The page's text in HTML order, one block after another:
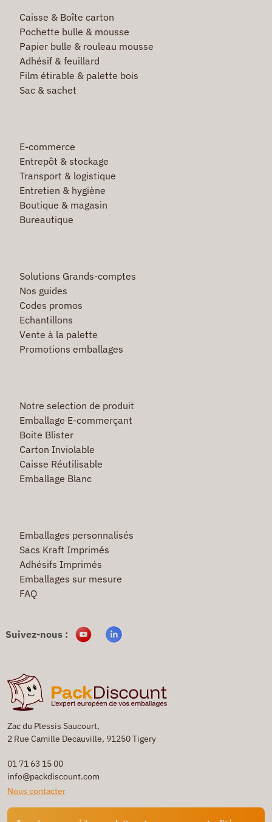
Zac du Plessis Saucourt,
2 Rue Camille Decauville, 91250 Tigery
01 71 63 15 00
info@packdiscount.com
Nous contacter
Caisse & Boîte carton
Pochette bulle & mousse
Papier bulle & rouleau mousse
Adhésif & feuillard
Film étirable & palette bois
Sac & sachet
E-commerce
Entrepôt & stockage
Transport & logistique
Entretien & hygiène
Boutique & magasin
Bureautique
Solutions Grands-comptes
Nos guides
Codes promos
Echantillons
Vente à la palette
Promotions emballages
Notre selection de produit
Emballage E-commerçant
Boite Blister
Carton Inviolable
Caisse Réutilisable
Emballage Blanc
Emballages personnalisés
Sacs Kraft Imprimés
Adhésifs Imprimés
Emballages sur mesure
FAQ
Suivez-nous :